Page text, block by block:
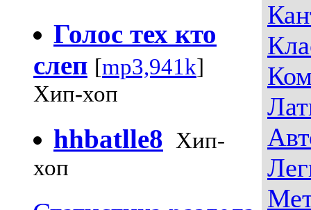
Голос тех кто
слеп [mp3,941k]
Хип-хоп
hhbatlle8 Хип-
хоп